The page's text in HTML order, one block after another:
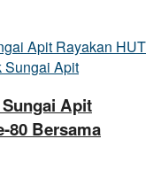
Apit
80 Bersama